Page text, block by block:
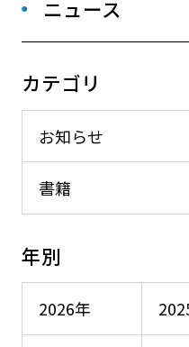
ニュース
カテゴリ
お知らせ
書籍
年別
2026年